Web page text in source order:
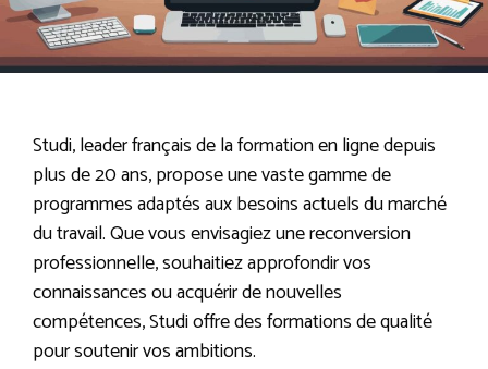
Studi, leader français de la formation en ligne depuis
plus de 20 ans, propose une vaste gamme de
programmes adaptés aux besoins actuels du marché
du travail. Que vous envisagiez une reconversion
professionnelle, souhaitiez approfondir vos
connaissances ou acquérir de nouvelles
compétences, Studi offre des formations de qualité
pour soutenir vos ambitions.